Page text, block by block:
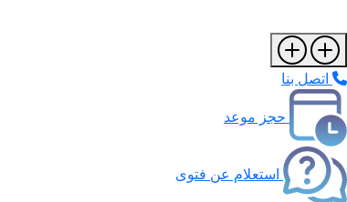
اتصل بنا
حجز موعد
استعلام عن فتوى